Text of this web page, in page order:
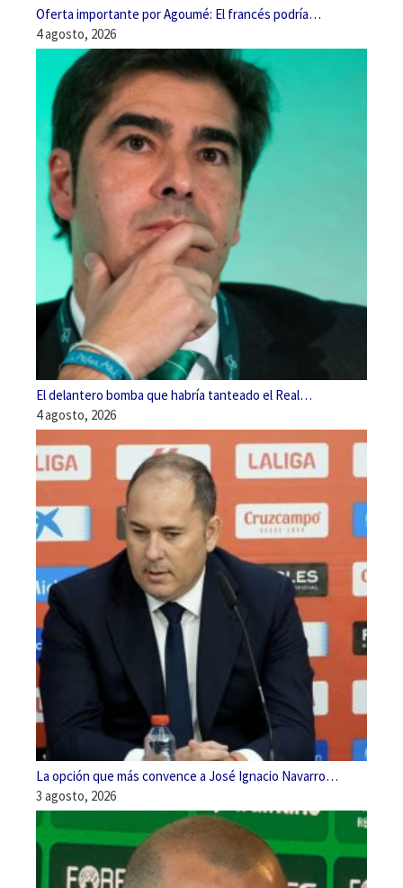
Oferta importante por Agoumé: El francés podría…
4 agosto, 2026
El delantero bomba que habría tanteado el Real…
4 agosto, 2026
La opción que más convence a José Ignacio Navarro…
3 agosto, 2026